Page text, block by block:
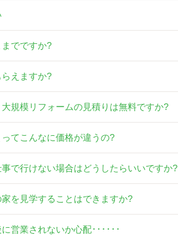
でですか?
えますか?
規模リフォームの見積りは無料ですか?
てこんなに価格が違うの?
で行けない場合はどうしたらいいですか?
を見学することはできますか?
営業されないか心配･･････